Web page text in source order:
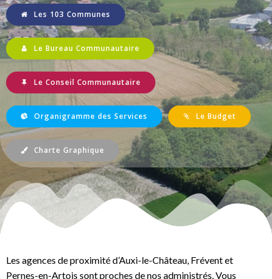
Les 103 Communes
Le Bureau Communautaire
Le Conseil Communautaire
Organigramme des Services Le Budget
Charte Graphique
Les agences de proximité d’Auxi-le-Château, Frévent et
Pernes-en-Artois sont proches de nos administrés. Vous